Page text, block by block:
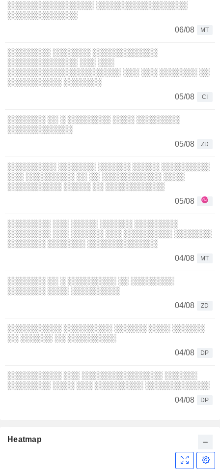
░░░░░░░░░░░░░░░░ ░░░░░░░░░░░░░░░░░
░░░░░░░░░░░░░
06/08
MT
░░░░░░░░ ░░░░░░░ ░░░░░░░░░░░░
░░░░░░░░░░░░░ ░░░ ░░░
░░░░░░░░░░░░░░░░░░░░░ ░░░ ░░░ ░░░░░░░ ░░
░░░░░░░░░░ ░░░░░░░
05/08
CI
░░░░░░░ ░░ ░ ░░░░░░░░ ░░░░ ░░░░░░░░
░░░░░░░░░░░░
05/08
ZD
░░░░░░░░░ ░░░░░░░ ░░░░░░ ░░░░░ ░░░░░░░░░
░░░ ░░░░░░░░░ ░░ ░░ ░░░░░░░░░░░ ░░░░
░░░░░░░░░░ ░░░░░ ░░ ░░░░░░░░░░░
05/08
░░░░░░░░ ░░░ ░░░░░ ░░░░░░ ░░░░░░░░
░░░░░░░░ ░░░ ░░░░░░ ░░░ ░░░░░░░░░ ░░░░░░░
░░░░░░░ ░░░░░░░ ░░░░░░░░░░░░░
04/08
MT
░░░░░░░ ░░ ░ ░░░░░░░░░ ░░ ░░░░░░░░
░░░░░░░ ░░░░ ░░░░░░░░░
04/08
ZD
░░░░░░░░░░ ░░░░░░░░░ ░░░░░░ ░░░░ ░░░░░░
░░ ░░░░░░ ░░ ░░░░░░░░░
04/08
DP
░░░░░░░░░░ ░░░ ░░░░░░░░░░░░░░░ ░░░░░░
░░░░░░░░ ░░░░ ░░░ ░░░░░░░░░ ░░░░░░░░░░░░
04/08
DP
Heatmap